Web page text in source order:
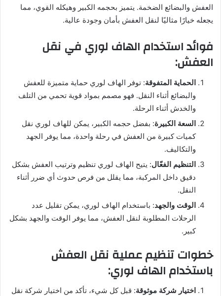
العفش والبضائع الضخمة. يتميز بحجمه الكبير وهيكله القوي، مما
يجعله خيارًا مثاليًا لنقل العفش بأمان وجودة عالية.
فوائد استخدام الهاف لوري في نقل
العفش:
الحماية المتفوقة: توفر الهاف لوري حماية متميزة للعفش
والبضائع أثناء النقل. فهو مصمم بمواد قوية تحمي من التلف
والخدش أثناء الرحلة.
السعة الكبيرة: بفضل حجمه الكبير، يمكن للهاف لوري نقل
كميات كبيرة من العفش في رحلة واحدة، مما يوفر الجهد
والتكاليف.
التنظيم الفعّال: يتيح الهاف لوري تنظيم وترتيب العفش بشكل
دقيق داخل المركبة، مما يقلل من فرص حدوث أي ضرر أثناء
النقل.
الوقت والجهد: باستخدام الهاف لوري، يمكن تقليل عدد
الرحلات المطلوبة لنقل العفش، مما يوفر الوقت والجهد بشكل
كبير.
خطوات تنظيم عملية نقل العفش
باستخدام الهاف لوري:
اختيار شركة موثوقة: قبل كل شيء، تأكد من اختيار شركة نقل